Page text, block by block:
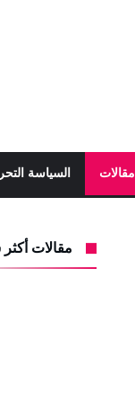
مقالات السياسة
مقالات